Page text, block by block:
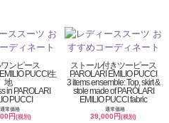
ワンピース
PUCCI生
地
in PAROLARI
PUCCI
通常価格
円(税別)
ストール付きツーピース
PAROLARI EMILIO PUCCI
3 items ensemble: Top, skirt &
stole made of PAROLARI
EMILIO PUCCI fabric
通常価格
39,000円(税別)